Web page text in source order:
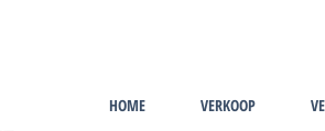
HOME VERKOOP